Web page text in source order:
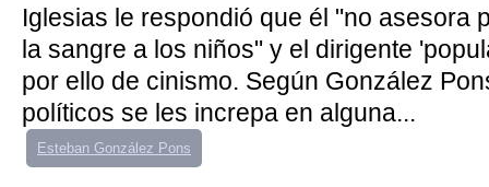
Iglesias le respondió que él "no asesora
la sangre a los niños" y el dirigente
por ello de cinismo. Según González
políticos se les increpa en alguna...
Esteban González Pons